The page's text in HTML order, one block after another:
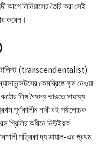
আগে লিনিয়াসের তৈরি করা সেই
করেন।
(transcendentalist)
কেমব্রিজে জন্ম নেওয়া
কঠোর লিঙ্গ বৈষম্য ভাঙতে সাহায্য
পূর্ণকালীন নারী বই পর্যালোচক
অধীনে নিউইয়র্ক
পত্রিকা দ্য ডায়াল-এর প্রথম